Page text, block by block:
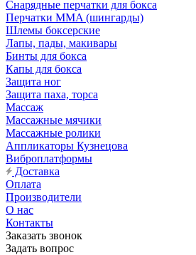
Снарядные перчатки для бокса
Перчатки MMA (шингарды)
Шлемы боксерские
Лапы, пады, макивары
Бинты для бокса
Капы для бокса
Защита ног
Защита паха, торса
Массаж
Массажные мячики
Массажные ролики
Аппликаторы Кузнецова
Виброплатформы
Доставка
Оплата
Производители
О нас
Контакты
Заказать звонок
Задать вопрос